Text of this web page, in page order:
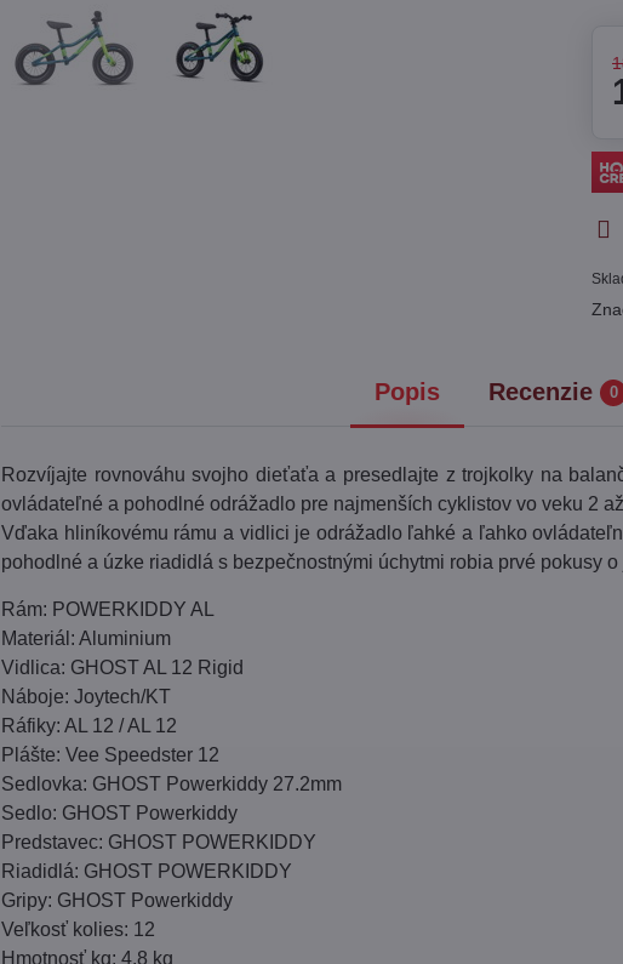
Popis Recenzie 0
Rozvíjajte rovnováhu svojho dieťaťa a presedlajte z trojkolky na
ovládateľné a pohodlné odrážadlo pre najmenších cyklistov vo veku 2
Vďaka hliníkovému rámu a vidlici je odrážadlo ľahké a ľahko
pohodlné a úzke riadidlá s bezpečnostnými úchytmi robia prvé pokusy
Rám: POWERKIDDY AL
Materiál: Aluminium
Vidlica: GHOST AL 12 Rigid
Náboje: Joytech/KT
Ráfiky: AL 12 / AL 12
Plášte: Vee Speedster 12
Sedlovka: GHOST Powerkiddy 27.2mm
Sedlo: GHOST Powerkiddy
Predstavec: GHOST POWERKIDDY
Riadidlá: GHOST POWERKIDDY
Gripy: GHOST Powerkiddy
Veľkosť kolies: 12
Hmotnosť kg: 4.8 kg